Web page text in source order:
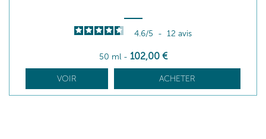
4.6/5 - 12 avis
50 ml - 102,00 €
VOIR ACHETER